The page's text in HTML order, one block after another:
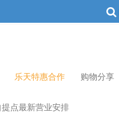
乐天特惠合作 购物分享
提点最新营业安排